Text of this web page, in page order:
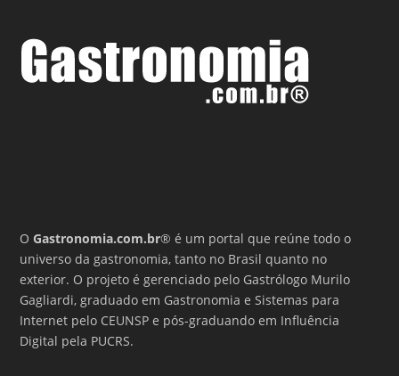
OGastronomia.com.br® é um portal que reúne todo o
universo da gastronomia, tanto no Brasil quanto no
exterior. O projeto é gerenciado pelo Gastrólogo Murilo
Gagliardi, graduado em Gastronomia e Sistemas para
Internet pelo CEUNSP e pós-graduando em Influência
Digital pela PUCRS.